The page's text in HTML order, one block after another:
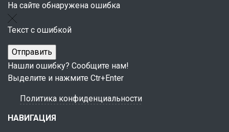
На сайте обнаружена ошибка
Текст с ошибкой
Нашли ошибку? Сообщите нам!
Выделите и нажмите Ctr+Enter
Политика конфиденциальности
НАВИГАЦИЯ